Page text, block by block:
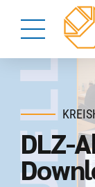
DLZ-